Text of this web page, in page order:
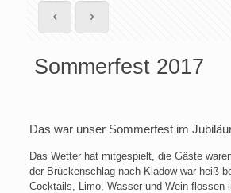
Sommerfest 2017
Das war unser Sommerfest im
Das Wetter hat mitgespielt, die Gäste
der Brückenschlag nach Kladow war heiß
Cocktails, Limo, Wasser und Wein flossen